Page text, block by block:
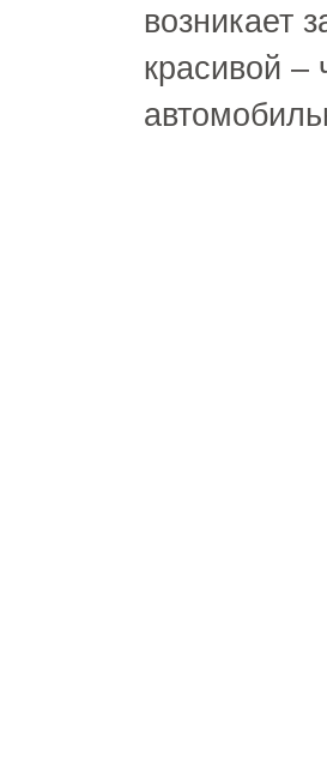
возникает
красивой –